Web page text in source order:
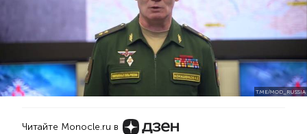
T.ME/MOD_RUSSIA
Читайте Monocle.ru в